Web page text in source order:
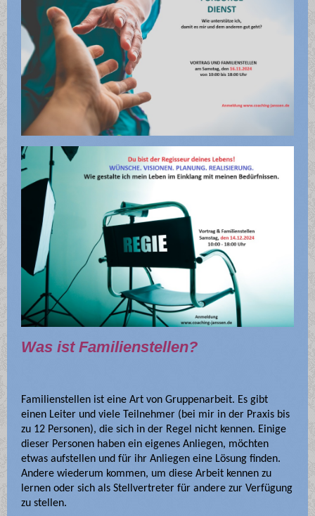
Was ist Familienstellen?
Familienstellen ist eine Art von Gruppenarbeit. Es gibt
einen Leiter und viele Teilnehmer (bei mir in der Praxis bis
zu 12 Personen), die sich in der Regel nicht kennen. Einige
dieser Personen haben ein eigenes Anliegen, möchten
etwas aufstellen und für ihr Anliegen eine Lösung finden.
Andere wiederum kommen, um diese Arbeit kennen zu
lernen oder sich als Stellvertreter für andere zur Verfügung
zu stellen.